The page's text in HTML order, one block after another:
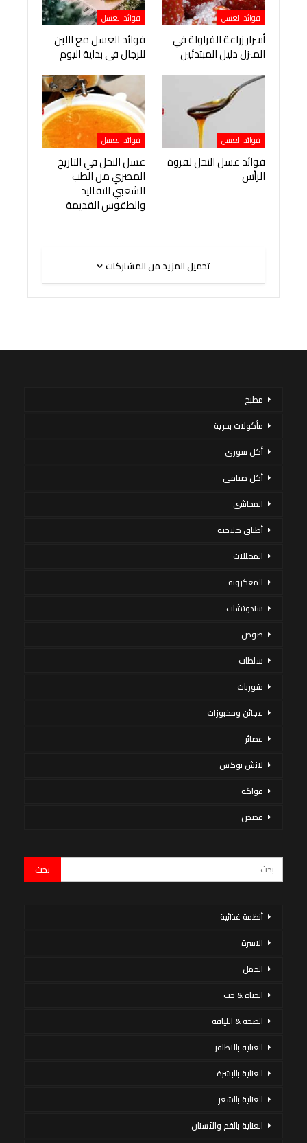
فوائد العسل
أسرار زراعة الفراولة في
المنزل دليل المبتدئين
فوائد العسل
فوائد العسل مع اللبن
للرجال فى بداية اليوم
فوائد العسل
فوائد عسل النحل لفروة
الرأس
فوائد العسل
عسل النحل في التاريخ
المصري من الطب
الشعبي للتقاليد
والطقوس القديمة
تحميل المزيد من المشاركات
مطبخ
مأكولات بحرية
أكل سورى
أكل صيامي
المحاشي
أطباق خليجية
المخللات
المعكرونة
سندوتشات
صوص
سلطات
شوربات
عجائن ومخبوزات
عصائر
لانش بوكس
فواكه
قصص
أنظمة غذائية
الاسرة
الحمل
الحياة & حب
الصحة & اللياقة
العناية بالاظافر
العناية بالبشرة
العناية بالشعر
العناية بالفم والأسنان